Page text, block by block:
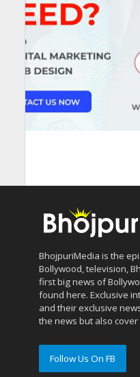
BhojpuriMedia is the
Bollywood, television,
first big news of
found here. Exclusive
and their exclusive
the news but also
Follow Us On FB